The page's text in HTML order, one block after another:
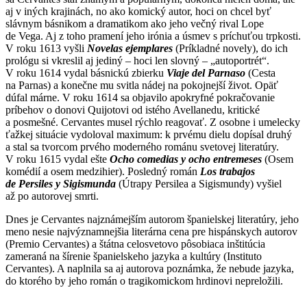
aj v iných krajinách, no ako komický autor, hoci on chcel byť
slávnym básnikom a dramatikom ako jeho večný rival Lope
de Vega. Aj z toho pramení jeho irónia a úsmev s príchuťou trpkosti.
V roku 1613 vyšli Novelas ejemplares (Príkladné novely), do ich
prológu si vkreslil aj jediný – hoci len slovný – „autoportrét“.
V roku 1614 vydal básnickú zbierku Viaje del Parnaso (Cesta
na Parnas) a konečne mu svitla nádej na pokojnejší život. Opäť
dúfal márne. V roku 1614 sa objavilo apokryfné pokračovanie
príbehov o donovi Quijotovi od istého Avellanedu, kritické
a posmešné. Cervantes musel rýchlo reagovať. Z osobne i umelecky
ťažkej situácie vydoloval maximum: k prvému dielu dopísal druhý
a stal sa tvorcom prvého moderného románu svetovej literatúry.
V roku 1615 vydal ešte Ocho comedias y ocho entremeses (Osem
komédií a osem medzihier). Posledný román Los trabajos
de Persiles y Sigismunda (Útrapy Persilea a Sigismundy) vyšiel
až po autorovej smrti.
Dnes je Cervantes najznámejším autorom španielskej literatúry, jeho
meno nesie najvýznamnejšia literárna cena pre hispánskych autorov
(Premio Cervantes) a štátna celosvetovo pôsobiaca inštitúcia
zameraná na šírenie španielskeho jazyka a kultúry (Instituto
Cervantes). A naplnila sa aj autorova poznámka, že nebude jazyka,
do ktorého by jeho román o tragikomickom hrdinovi nepreložili.